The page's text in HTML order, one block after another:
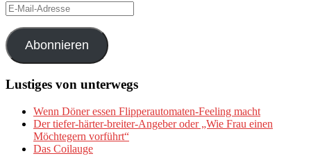
E-
Mail-
Adresse
Abonnieren
Lustiges von unterwegs
Wenn Döner essen Flipperautomaten-Feeling macht
Der tiefer-härter-breiter-Angeber oder „Wie Frau einen
Möchtegern vorführt“
Das Coilauge